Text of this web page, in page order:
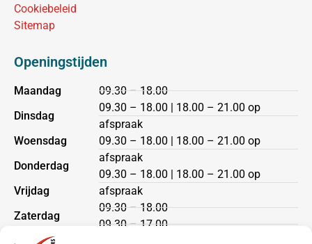
Cookiebeleid
Sitemap
Openingstijden
Maandag
Dinsdag
Woensdag
Donderdag
Vrijdag
Zaterdag
Zondag
09.30 – 18.00
09.30 – 18.00 | 18.00 – 21.00 op
afspraak
09.30 – 18.00 | 18.00 – 21.00 op
afspraak
09.30 – 18.00 | 18.00 – 21.00 op
afspraak
09.30 – 18.00
09.30 – 17.00